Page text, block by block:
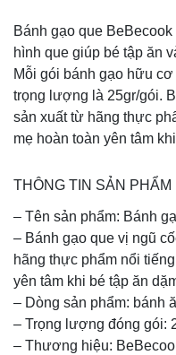
Bánh gạo que
hình que giúp bé tập ăn
Mỗi gói bánh gạo hữu
trọng lượng là 25gr/gói.
sản xuất từ hãng thực
mẹ hoàn toàn yên tâm
THÔNG TIN SẢN PHẨM
– Tên sản phẩm: Bánh
– Bánh gạo que vị ngũ
hãng thực phẩm nổi
yên tâm khi bé tập ăn
– Dòng sản phẩm: bánh
– Trọng lượng đóng gói:
– Thương hiệu: